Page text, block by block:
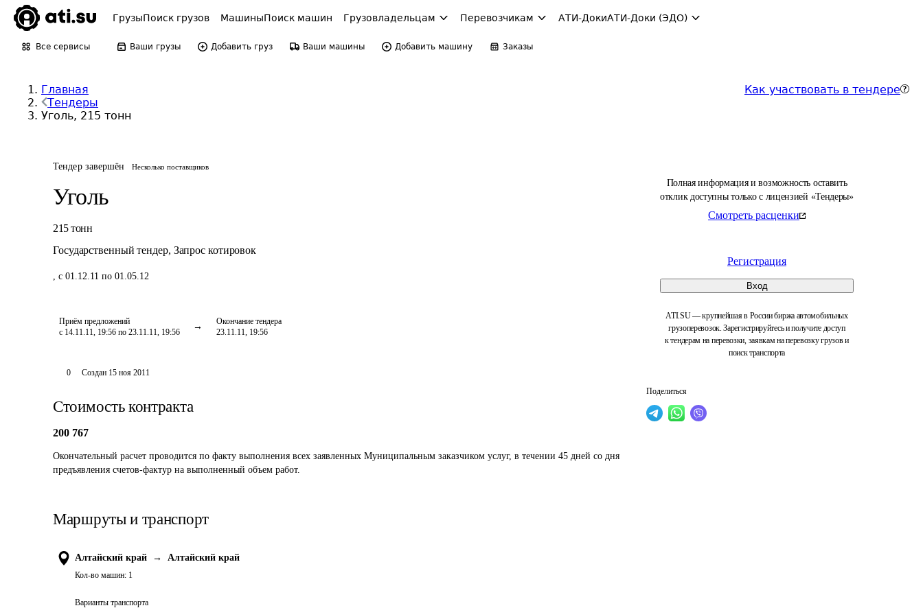
ГрузыПоиск грузов МашиныПоиск машин Грузовладельцам Перевозчикам АТИ-ДокиАТИ-Доки (ЭДО)
Все сервисы Ваши грузы Добавить груз Ваши машины Добавить машину Заказы
Главная
Тендеры
Уголь, 215 тонн
Как участвовать в тендере
Тендер завершён Несколько поставщиков
Уголь
215 тонн
Государственный тендер, Запрос котировок
, с 01.12.11 по 01.05.12
Приём предложений
с 14.11.11, 19:56 по 23.11.11, 19:56
Окончание тендера
23.11.11, 19:56
Полная информация и возможность оставить
отклик доступны только с лицензией «Тендеры»
Смотреть расценки
Регистрация
Вход
ATI.SU — крупнейшая в России биржа автомобильных
грузоперевозок. Зарегистрируйтесь и получите доступ
к тендерам на перевозки, заявкам на перевозку грузов и
поиск транспорта
Поделиться
0 Создан 15 ноя 2011
Стоимость контракта
200 767
Окончательный расчет проводится по факту выполнения всех заявленных Муниципальным заказчиком услуг, в течении 45 дней со дня
предъявления счетов-фактур на выполненный объем работ.
Маршруты и транспорт
Алтайский край → Алтайский край
Кол-во машин: 1
Варианты транспорта